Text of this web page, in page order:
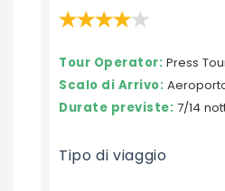
Tour Operator: Press
Scalo di Arrivo:
Durate previste: 7/14
Tipo di viaggio